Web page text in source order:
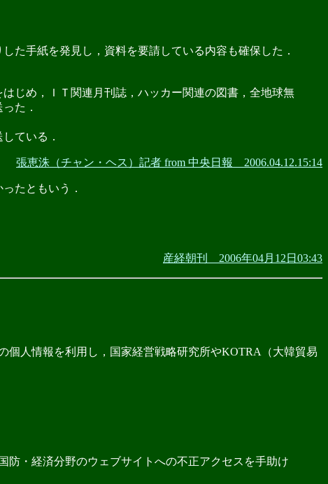
た手紙を発見し，資料を要請している内容も確保した．
じめ，ＩＴ関連月刊誌，ハッカー関連の図書，全地球無
た．
ている．
張恵洙（チャン・ヘス）記者 from 中央日報 2006.04.12.15:14
たともいう．
産経朝刊 2006年04月12日03:43
人情報を利用し，国家経営戦略研究所やKOTRA（大韓貿易
・経済分野のウェブサイトへの不正アクセスを手助け